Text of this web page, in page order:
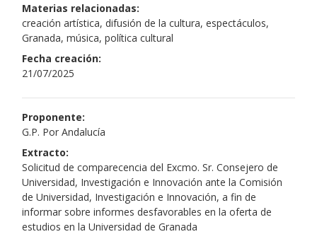
Materias relacionadas:
creación artística, difusión de la cultura, espectáculos,
Granada, música, política cultural
Fecha creación:
21/07/2025
Proponente:
G.P. Por Andalucía
Extracto:
Solicitud de comparecencia del Excmo. Sr. Consejero de
Universidad, Investigación e Innovación ante la Comisión
de Universidad, Investigación e Innovación, a fin de
informar sobre informes desfavorables en la oferta de
estudios en la Universidad de Granada